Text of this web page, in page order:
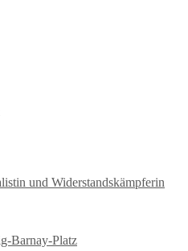
und Widerstandskämpferin
Barnay-Platz